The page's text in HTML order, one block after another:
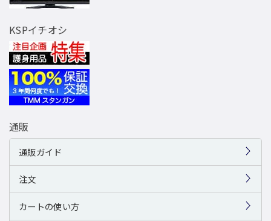
KSPイチオシ
通販
通販ガイド
注文
カートの使い方